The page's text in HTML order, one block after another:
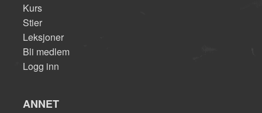
Kurs
Stier
Leksjoner
Bli medlem
Logg inn
ANNET